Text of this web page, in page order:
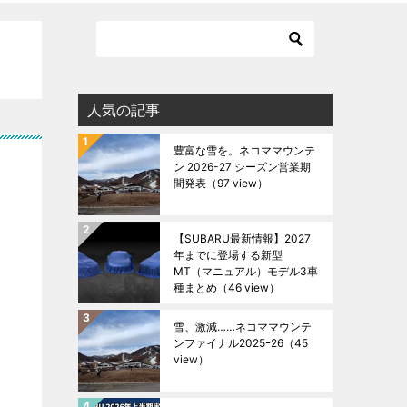
人気の記事
豊富な雪を。ネコママウンテ
ン 2026-27 シーズン営業期
間発表 （97 view）
【SUBARU最新情報】2027
年までに登場する新型
MT（マニュアル）モデル3車
種まとめ （46 view）
雪、激減……ネコママウンテ
ンファイナル2025ｰ26 （45
view）